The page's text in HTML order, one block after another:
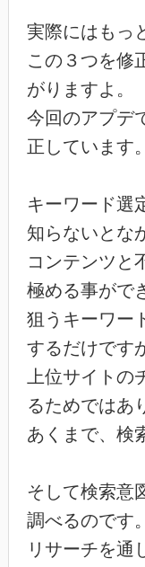
実際にはもっ
この３つを修
がりますよ。
今回のアプデ
正しています。
キーワード選
知らないとな
コンテンツと
極める事がで
狙うキーワー
するだけです
上位サイト
るためではあ
あくまで、検
そして検索意
調べるのです。
リサーチを通